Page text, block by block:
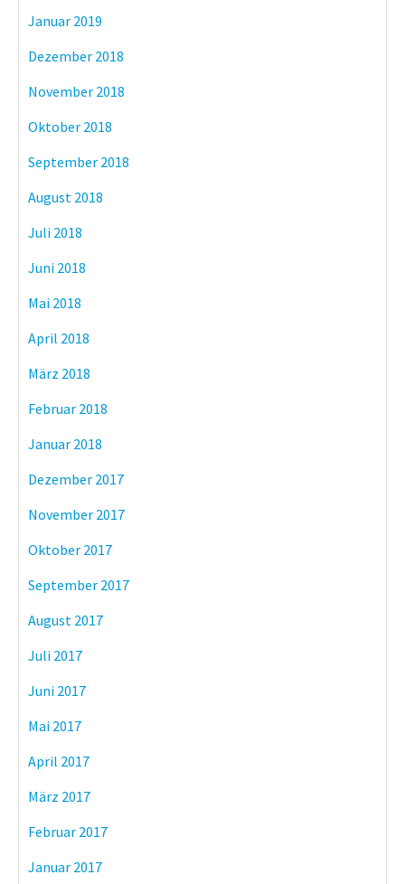
Januar 2019
Dezember 2018
November 2018
Oktober 2018
September 2018
August 2018
Juli 2018
Juni 2018
Mai 2018
April 2018
März 2018
Februar 2018
Januar 2018
Dezember 2017
November 2017
Oktober 2017
September 2017
August 2017
Juli 2017
Juni 2017
Mai 2017
April 2017
März 2017
Februar 2017
Januar 2017